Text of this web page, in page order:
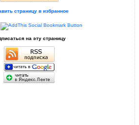
страницу в избранное
на эту страницу